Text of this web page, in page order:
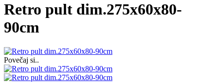
Retro pult dim.275x60x80-
90cm
Povečaj si..